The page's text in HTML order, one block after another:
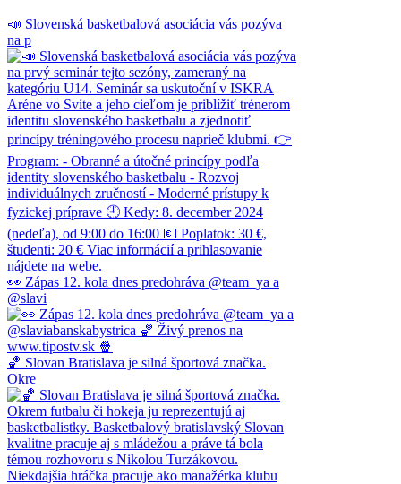
📣 Slovenská basketbalová asociácia vás pozýva
na p
👀 Zápas 12. kola dnes predohráva @team_ya a
@slavi
🏀 Slovan Bratislava je silná športová značka.
Okre